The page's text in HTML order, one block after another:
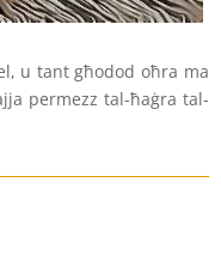
u tant għodod oħra ma
permezz tal-ħaġra tal-